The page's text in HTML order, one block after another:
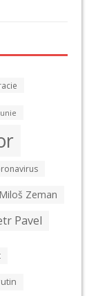
Miloš Zeman
Pavel